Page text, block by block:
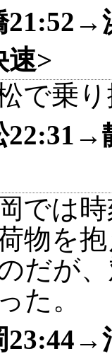
21:52→
速>
で乗
22:31→
では
物を
だが
た。
23:44→